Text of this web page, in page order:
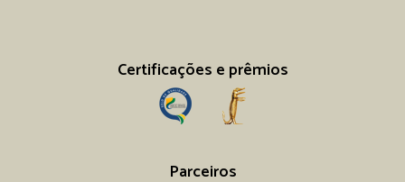
Certificações e prêmios
Parceiros